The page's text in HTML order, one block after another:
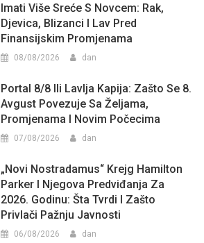
Imati Više Sreće S Novcem: Rak,
Djevica, Blizanci I Lav Pred
Finansijskim Promjenama
08/08/2026 dan
Portal 8/8 Ili Lavlja Kapija: Zašto Se 8.
Avgust Povezuje Sa Željama,
Promjenama I Novim Počecima
07/08/2026 dan
„Novi Nostradamus“ Krejg Hamilton
Parker I Njegova Predviđanja Za
2026. Godinu: Šta Tvrdi I Zašto
Privlači Pažnju Javnosti
06/08/2026 dan